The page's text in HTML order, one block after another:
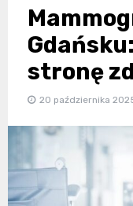
stronę
20 października